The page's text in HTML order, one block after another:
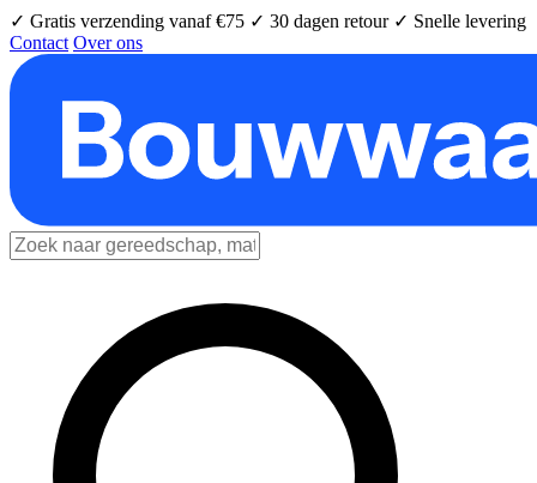
✓ Gratis verzending vanaf €75 ✓ 30 dagen retour ✓ Snelle levering
Contact Over ons